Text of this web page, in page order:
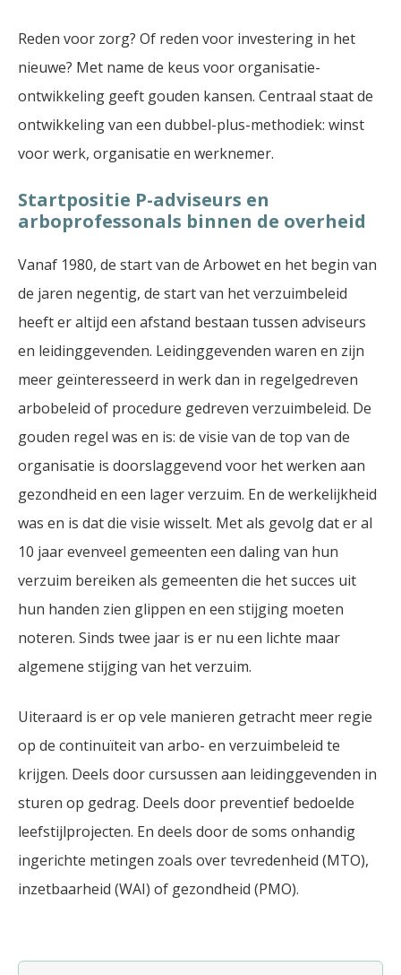
Reden voor zorg? Of reden voor investering in het
nieuwe? Met name de keus voor organisatie-
ontwikkeling geeft gouden kansen. Centraal staat de
ontwikkeling van een dubbel-plus-methodiek: winst
voor werk, organisatie en werknemer.
Startpositie P-adviseurs en
arboprofessonals binnen de overheid
Vanaf 1980, de start van de Arbowet en het begin van
de jaren negentig, de start van het verzuimbeleid
heeft er altijd een afstand bestaan tussen adviseurs
en leidinggevenden. Leidinggevenden waren en zijn
meer geïnteresseerd in werk dan in regelgedreven
arbobeleid of procedure gedreven verzuimbeleid. De
gouden regel was en is: de visie van de top van de
organisatie is doorslaggevend voor het werken aan
gezondheid en een lager verzuim. En de werkelijkheid
was en is dat die visie wisselt. Met als gevolg dat er al
10 jaar evenveel gemeenten een daling van hun
verzuim bereiken als gemeenten die het succes uit
hun handen zien glippen en een stijging moeten
noteren. Sinds twee jaar is er nu een lichte maar
algemene stijging van het verzuim.
Uiteraard is er op vele manieren getracht meer regie
op de continuïteit van arbo- en verzuimbeleid te
krijgen. Deels door cursussen aan leidinggevenden in
sturen op gedrag. Deels door preventief bedoelde
leefstijlprojecten. En deels door de soms onhandig
ingerichte metingen zoals over tevredenheid (MTO),
inzetbaarheid (WAI) of gezondheid (PMO).